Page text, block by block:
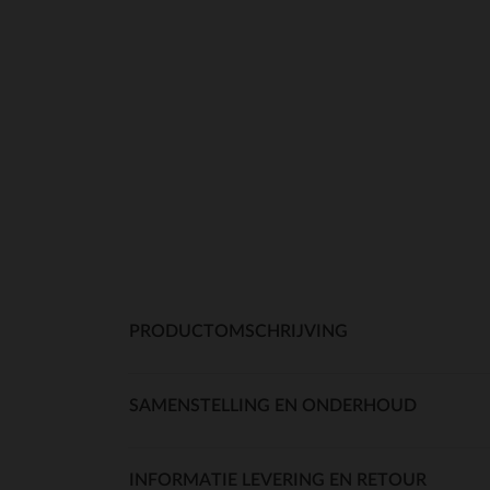
PRODUCTOMSCHRIJVING
SAMENSTELLING EN ONDERHOUD
INFORMATIE LEVERING EN RETOUR